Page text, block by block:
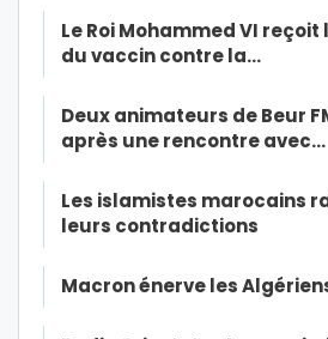
Le Roi Mohammed VI
du vaccin contre la…
Deux animateurs de Beur
après une rencontre avec…
Les islamistes marocains
leurs contradictions
Macron énerve les